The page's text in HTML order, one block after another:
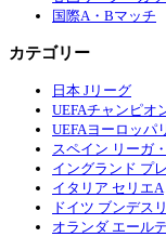
国際A・Bマッチ
カテゴリー
日本 Jリーグ
UEFAチャンピオ
UEFAヨーロッパ
スペイン リーガ
イングランド プ
イタリア セリエA
ドイツ ブンデス
オランダ エール